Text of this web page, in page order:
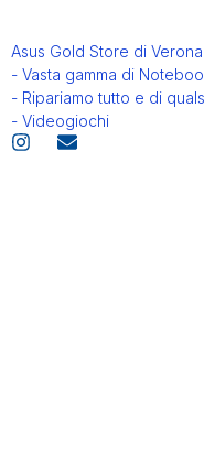
Asus Gold Store di Verona
- Vasta gamma di
- Ripariamo tutto e di
- Videogiochi